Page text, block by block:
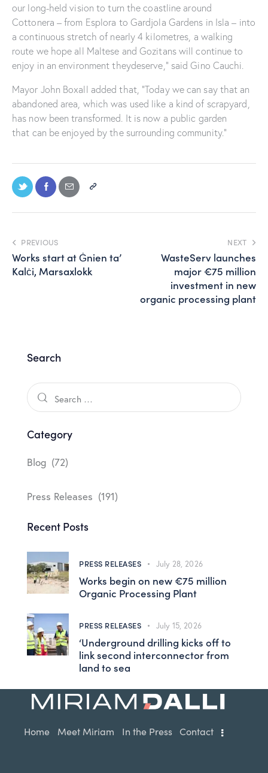
our long-held vision to turn the coastline around
Cottonera – from Esplora to Gardjola Gardens in Isla – into
a continuous stretch of nearly 4 kilometres, a walking
route we hope all Maltese and Gozitans will continue to
enjoy in an environment theydeserve,” said Gino Cauchi.
Mayor John Boxall added that, “Today we can say that an
abandoned area, which was used like a kind of scrapyard,
has now been transformed. It is now a public garden
that can be enjoyed by the surrounding community.”
PREVIOUS
Works start at Ġnien ta’
Kalċi, Marsaxlokk
NEXT
WasteServ launches
major €75 million
investment in new
organic processing plant
Search
Category
Blog (72)
Press Releases (191)
Recent Posts
PRESS RELEASES July 28, 2026
Works begin on new €75 million
Organic Processing Plant
PRESS RELEASES July 15, 2026
‘Underground drilling kicks off to
link second interconnector from
land to sea
Home Meet Miriam In the Press Contact